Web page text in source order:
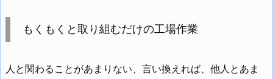
もくもくと取り組むだけの工場作業
人と関わることがあまりない、言い換えれば、他人とあま